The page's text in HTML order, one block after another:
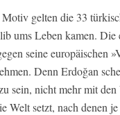
gelten die 33
ums Leben kamen.
seine europäischen
Denn Erdoğan
sein, nicht mehr mit
Welt setzt, nach denen